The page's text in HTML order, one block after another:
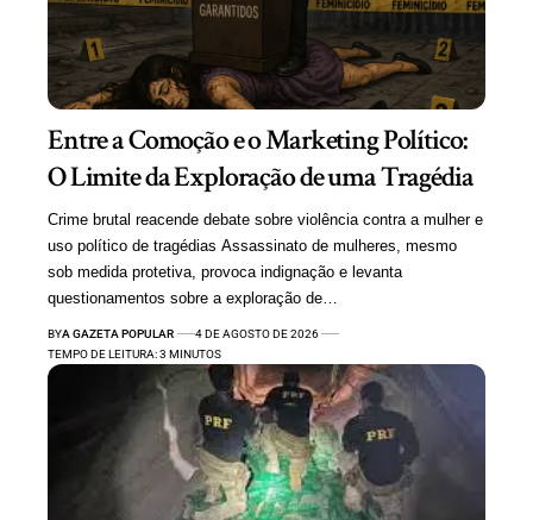
Entre a Comoção e o Marketing Político:
O Limite da Exploração de uma Tragédia
Crime brutal reacende debate sobre violência contra a mulher e
uso político de tragédias Assassinato de mulheres, mesmo
sob medida protetiva, provoca indignação e levanta
questionamentos sobre a exploração de…
BYA GAZETA POPULAR
4 DE AGOSTO DE 2026
TEMPO DE LEITURA: 3 MINUTOS